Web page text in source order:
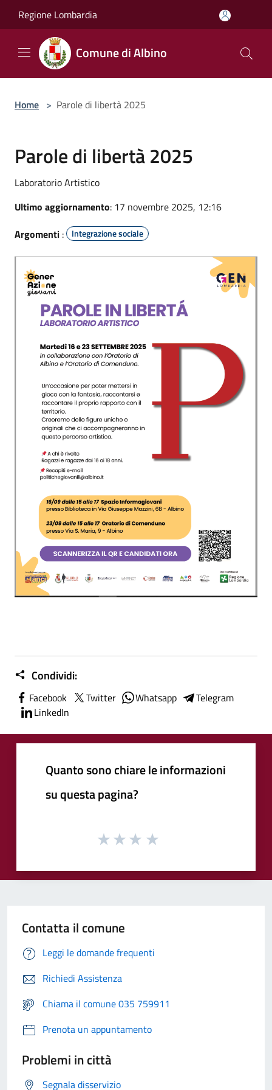
Regione Lombardia
Comune di Albino
Home > Parole di libertà 2025
Parole di libertà 2025
Laboratorio Artistico
Ultimo aggiornamento: 17 novembre 2025, 12:16
Argomenti : Integrazione sociale
Condividi:
Facebook Twitter Whatsapp
Telegram
LinkedIn
Quanto sono chiare le informazioni
su questa pagina?
Contatta il comune
Leggi le domande frequenti
Richiedi Assistenza
Chiama il comune 035 759911
Prenota un appuntamento
Problemi in città
Segnala disservizio